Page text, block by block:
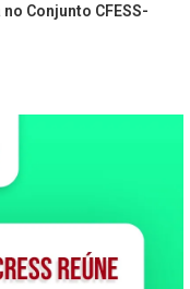
Conjunto CFESS-